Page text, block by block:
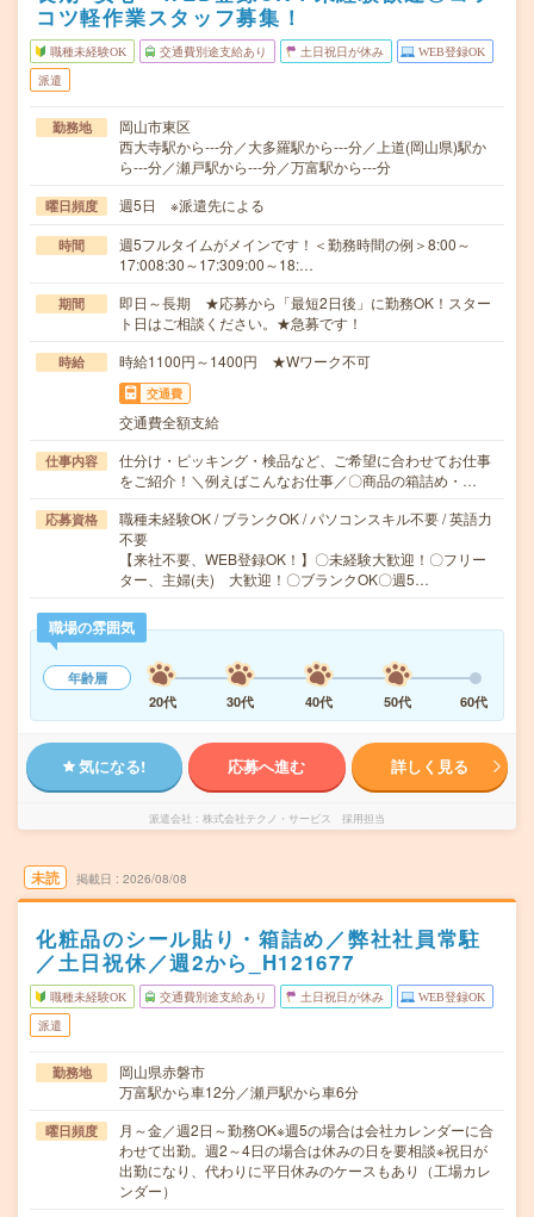
コツ軽作業スタッフ募集！
職種未経験OK 交通費別途支給あり 土日祝日が休み WEB登録OK
派遣
勤務地
岡山市東区
西大寺駅から---分／大多羅駅から---分／上道(岡山県)駅か
ら---分／瀬戸駅から---分／万富駅から---分
曜日頻度 週5日 ※派遣先による
時間
週5フルタイムがメインです！＜勤務時間の例＞8:00～
17:008:30～17:309:00～18:…
期間
即日～長期 ★応募から「最短2日後」に勤務OK！スター
ト日はご相談ください。★急募です！
時給 時給1100円～1400円 ★Wワーク不可
交通費
交通費全額支給
仕事内容
仕分け・ピッキング・検品など、ご希望に合わせてお仕事
をご紹介！＼例えばこんなお仕事／〇商品の箱詰め・…
応募資格
職種未経験OK / ブランクOK / パソコンスキル不要 / 英語力
不要
【来社不要、WEB登録OK！】〇未経験大歓迎！〇フリー
ター、主婦(夫) 大歓迎！〇ブランクOK〇週5…
職場の雰囲気
年齢層
20代
30代 40代 50代 60代
気になる! 応募へ進む 詳しく見る
派遣会社 株式会社テクノ・サービス 採用担当
未読 掲載日 2026/08/08
化粧品のシール貼り・箱詰め／弊社社員常駐
／土日祝休／週2から_H121677
職種未経験OK 交通費別途支給あり 土日祝日が休み WEB登録OK
派遣
勤務地
岡山県赤磐市
万富駅から車12分／瀬戸駅から車6分
曜日頻度
月～金／週2日～勤務OK※週5の場合は会社カレンダーに合
わせて出勤。週2～4日の場合は休みの日を要相談※祝日が
出勤になり、代わりに平日休みのケースもあり（工場カレ
ンダー）